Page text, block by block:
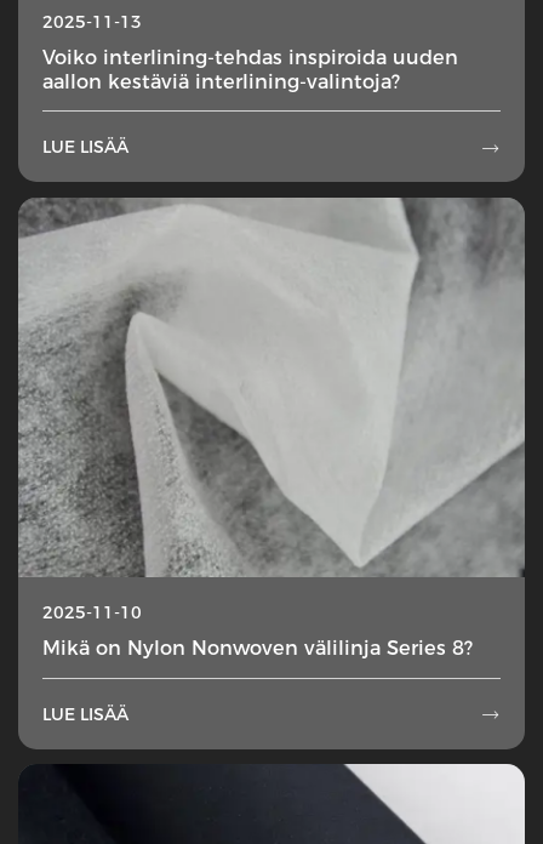
2025-11-13
Voiko interlining-tehdas inspiroida uuden
aallon kestäviä interlining-valintoja?
LUE LISÄÄ 
2025-11-10
Mikä on Nylon Nonwoven välilinja Series 8?
LUE LISÄÄ 